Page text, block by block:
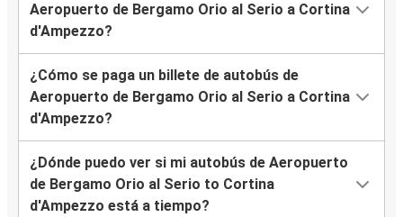
Aeropuerto de Bergamo Orio al Serio a Cortina
d'Ampezzo?
¿Cómo se paga un billete de autobús de
Aeropuerto de Bergamo Orio al Serio a Cortina
d'Ampezzo?
¿Dónde puedo ver si mi autobús de Aeropuerto
de Bergamo Orio al Serio to Cortina
d'Ampezzo está a tiempo?